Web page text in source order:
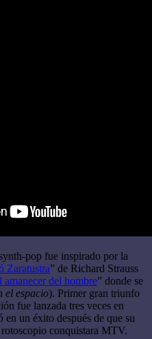
pop fue inspirado por la
Zaratustra” de Richard Strauss
amanecer del hombre” donde se
el espacio). Primer gran triunfo
fue lanzada tres veces en
un éxito después de que su
conquistara MTV.